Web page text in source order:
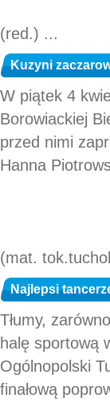
(red.) ...
Kuzyni
W piątek 4
Borowiackiej
przed nimi
Hanna
(mat.
Najlepsi
Tłumy,
halę sportową
Ogólnopolski
finałową